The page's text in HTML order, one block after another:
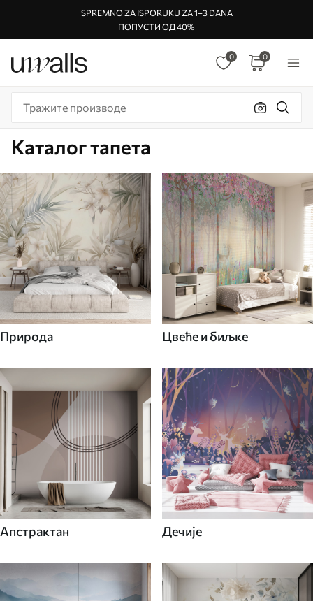
SPREMNO ZA ISPORUKU ZA 1–3 DANA
ПОПУСТИ ОД 40%
0 0
Каталог тапета
Природа Цвеће и биљке
Апстрактан Дечије